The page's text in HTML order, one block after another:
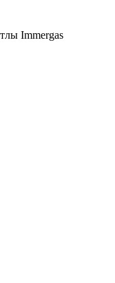
Immergas